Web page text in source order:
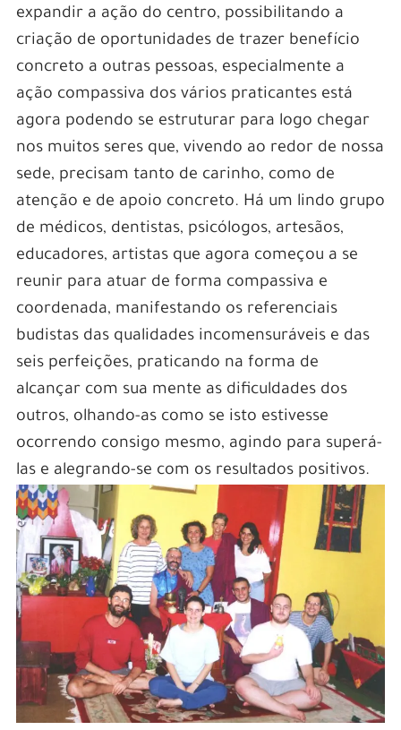
expandir a ação do centro, possibilitando a
criação de oportunidades de trazer benefício
concreto a outras pessoas, especialmente a
ação compassiva dos vários praticantes está
agora podendo se estruturar para logo chegar
nos muitos seres que, vivendo ao redor de nossa
sede, precisam tanto de carinho, como de
atenção e de apoio concreto. Há um lindo grupo
de médicos, dentistas, psicólogos, artesãos,
educadores, artistas que agora começou a se
reunir para atuar de forma compassiva e
coordenada, manifestando os referenciais
budistas das qualidades incomensuráveis e das
seis perfeições, praticando na forma de
alcançar com sua mente as dificuldades dos
outros, olhando-as como se isto estivesse
ocorrendo consigo mesmo, agindo para superá-
las e alegrando-se com os resultados positivos.